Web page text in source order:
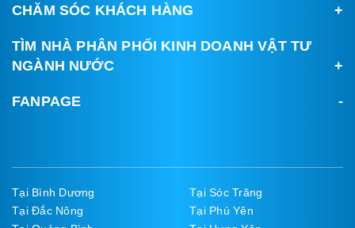
CHĂM SÓC KHÁCH HÀNG
TÌM NHÀ PHÂN PHỐI KINH DOANH VẬT TƯ
NGÀNH NƯỚC
FANPAGE
Tại Bình Dương
Tại Sóc Trăng
Tại Đắc Nông
Tại Phú Yên